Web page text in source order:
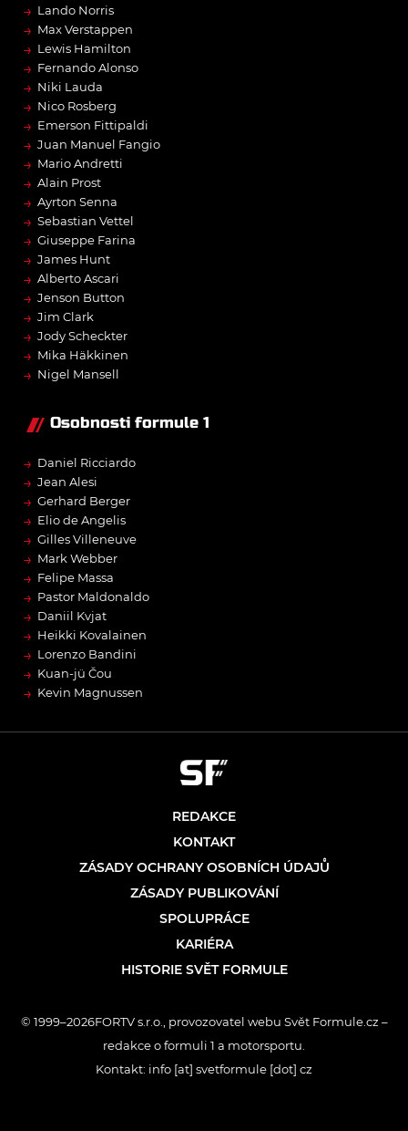
→ Lando Norris
→ Max Verstappen
→ Lewis Hamilton
→ Fernando Alonso
→ Niki Lauda
→ Nico Rosberg
→ Emerson Fittipaldi
→ Juan Manuel Fangio
→ Mario Andretti
→ Alain Prost
→ Ayrton Senna
→ Sebastian Vettel
→ Giuseppe Farina
→ James Hunt
→ Alberto Ascari
→ Jenson Button
→ Jim Clark
→ Jody Scheckter
→ Mika Häkkinen
→ Nigel Mansell
Osobnosti formule 1
→ Daniel Ricciardo
→ Jean Alesi
→ Gerhard Berger
→ Elio de Angelis
→ Gilles Villeneuve
→ Mark Webber
→ Felipe Massa
→ Pastor Maldonaldo
→ Daniil Kvjat
→ Heikki Kovalainen
→ Lorenzo Bandini
→ Kuan-jü Čou
→ Kevin Magnussen
REDAKCE
KONTAKT
ZÁSADY OCHRANY OSOBNÍCH ÚDAJŮ
ZÁSADY PUBLIKOVÁNÍ
SPOLUPRÁCE
KARIÉRA
HISTORIE SVĚT FORMULE
© 1999–2026FORTV s.r.o., provozovatel webu Svět Formule.cz –
redakce o formuli 1 a motorsportu.
Kontakt: info [at] svetformule [dot] cz